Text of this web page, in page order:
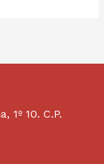
1º 10. C.P.